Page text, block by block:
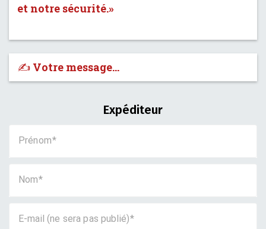
et notre sécurité.»
✍️ Votre message…
Expéditeur
Prénom
Nom
E-mail (ne sera pas publié)